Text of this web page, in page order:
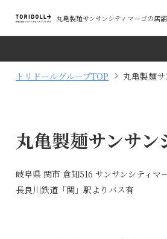
丸亀製麺サンサンシティマーゴの店
トリドールグループTOP 丸亀製麺
丸亀製麺サンサ
岐阜県 関市 倉知516 サンサンシティマ
長良川鉄道「関」駅よりバス有